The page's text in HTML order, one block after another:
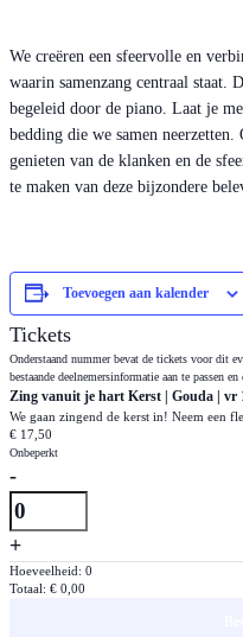
We creëren een sfeervolle en
waarin samenzang centraal staat.
begeleid door de piano. Laat je
bedding die we samen
genieten van de klanken en de
te maken van deze bijzondere
Toevoegen aan kalender
Tickets
Onderstaand nummer bevat de tickets voor dit
bestaande deelnemersinformatie aan te passen
Zing vanuit je hart Kerst | Gouda | vr
We gaan zingend de kerst in! Neem een
€ 17,50
Onbeperkt
Verhoog
aantal
tickets
van
Zing
vanuit
-
Hoeveelheid
Verhoog
aantal
tickets
+
Hoeveelheid: 0
Totaal: € 0,00